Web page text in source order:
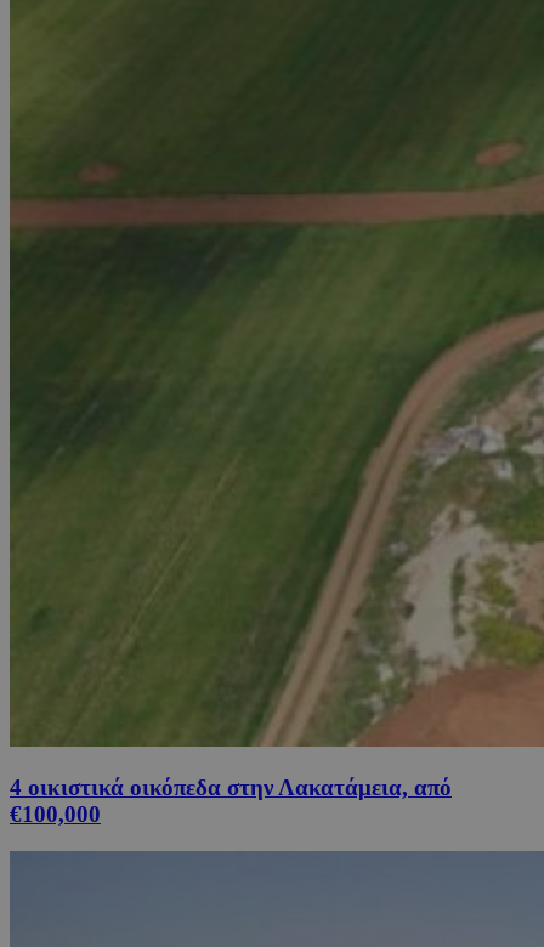
4 οικιστικά οικόπεδα στην Λακατάμεια, από
€100,000